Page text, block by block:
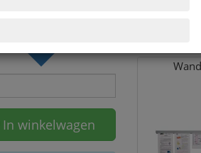
In winkelwagen